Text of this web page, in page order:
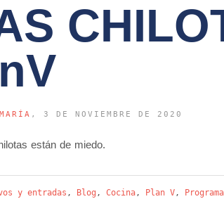
, 3 DE NOVIEMBRE DE 2020
están de miedo.
y entradas , Blog , Cocina, Plan V,